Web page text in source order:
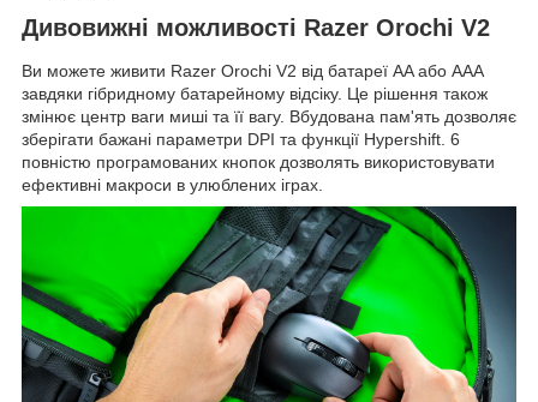
Дивовижні можливості Razer Orochi V2
Ви можете живити Razer Orochi V2 від батареї AA або AAA
завдяки гібридному батарейному відсіку. Це рішення також
змінює центр ваги миші та її вагу. Вбудована пам'ять дозволяє
зберігати бажані параметри DPI та функції Hypershift. 6
повністю програмованих кнопок дозволять використовувати
ефективні макроси в улюблених іграх.